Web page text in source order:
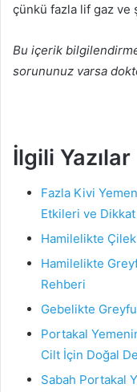
çünkü fazla lif gaz ve
Bu içerik
sorununuz varsa
İlgili Yazılar
Fazla Kivi
Etkileri ve
Hamilelikte
Hamilelikte
Rehberi
Gebelikte
Portakal
Cilt İçin Doğal
Sabah Portakal